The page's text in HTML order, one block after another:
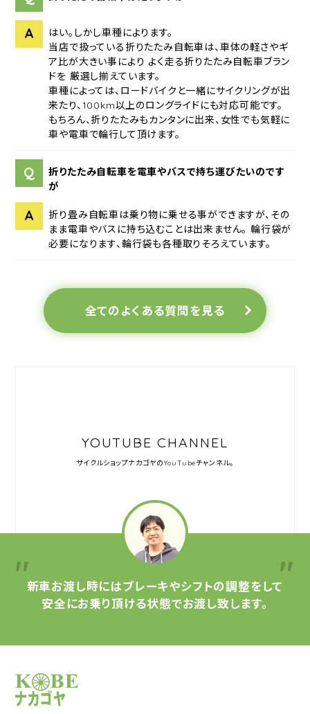
A
はい。しかし車種によります。
当店で扱っている折りたたみ自転車は、車体の軽さやギ
ア比が大きい事により よく走る折りたたみ自転車ブラン
ドを 厳選し揃えています。
車種によっては、ロードバイクと一緒にサイクリングが出
来たり、100km以上のロングライドにも対応可能です。
もちろん、折りたたみもカンタンに出来、女性でも気軽に
車や電車で輪行して頂けます。
Q
折りたたみ自転車を電車やバスで持ち運びたいのです
が
A
折り畳み自転車は乗り物に乗せる事ができますが、その
まま電車やバスに持ち込むことは出来ません。 輪行袋が
必要になります、輪行袋も各種取りそろえています。
全てのよくある質問を見る
YOUTUBE CHANNEL
サイクルショップナカゴヤのYouTubeチャンネル。
新車お渡し時にはブレーキやシフトの調整をして
安全にお乗り頂ける状態でお渡し致します。
サイクルショップナカゴヤ